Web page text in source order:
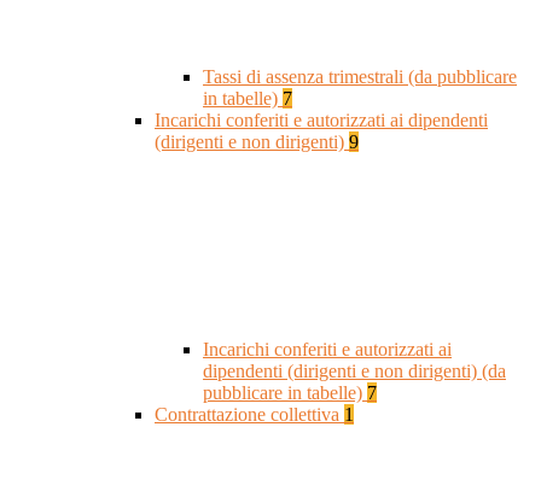
Tassi di assenza trimestrali (da pubblicare
in tabelle) 7
Incarichi conferiti e autorizzati ai dipendenti
(dirigenti e non dirigenti) 9
Incarichi conferiti e autorizzati ai
dipendenti (dirigenti e non dirigenti) (da
pubblicare in tabelle) 7
Contrattazione collettiva 1